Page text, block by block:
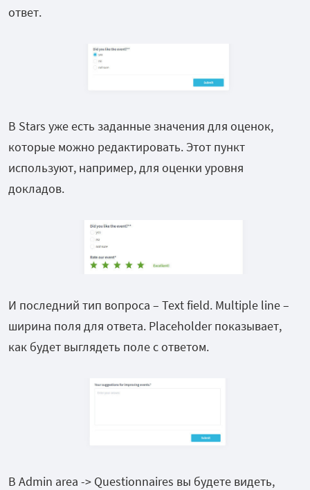
ответ.
В Stars уже есть заданные значения для оценок,
которые можно редактировать. Этот пункт
используют, например, для оценки уровня
докладов.
И последний тип вопроса – Text field. Multiple line –
ширина поля для ответа. Placeholder показывает,
как будет выглядеть поле с ответом.
В Admin area -> Questionnaires вы будете видеть,